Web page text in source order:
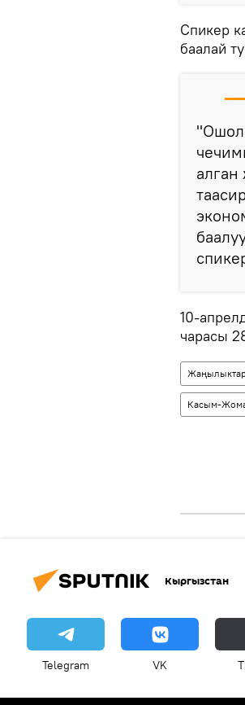
Спикер
баалай
"Ошол
10-
чарасы
Жаңылыктар
Касым-
Кыргызстан
Telegram VK